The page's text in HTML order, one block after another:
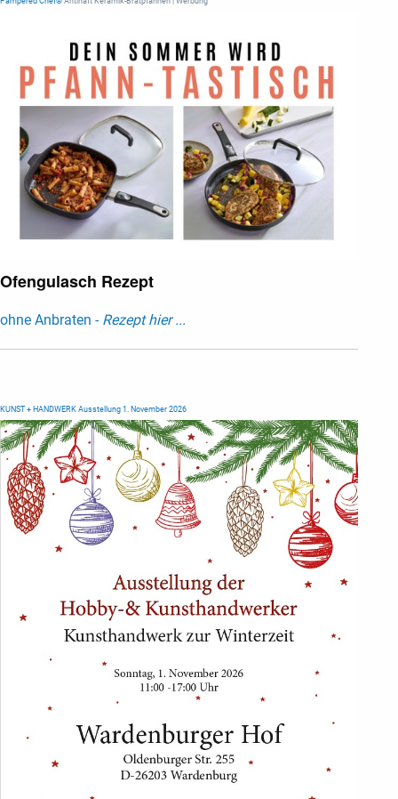
Ofengulasch Rezept
ohne Anbraten - Rezept hier ...
KUNST + HANDWERK Ausstellung 1. November 2026